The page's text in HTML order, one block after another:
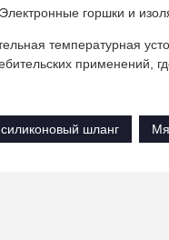
Электронные горшки и
температурная
применений,
силиконовый шланг